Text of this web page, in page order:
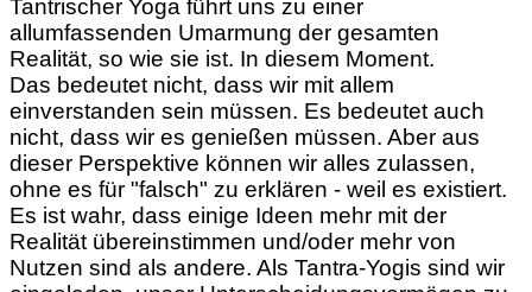
Tantrischer Yoga führt uns zu einer
allumfassenden Umarmung der gesamten
Realität, so wie sie ist. In diesem Moment.
Das bedeutet nicht, dass wir mit allem
einverstanden sein müssen. Es bedeutet auch
nicht, dass wir es genießen müssen. Aber aus
dieser Perspektive können wir alles zulassen,
ohne es für "falsch" zu erklären - weil es existiert.
Es ist wahr, dass einige Ideen mehr mit der
Realität übereinstimmen und/oder mehr von
Nutzen sind als andere. Als Tantra-Yogis sind wir